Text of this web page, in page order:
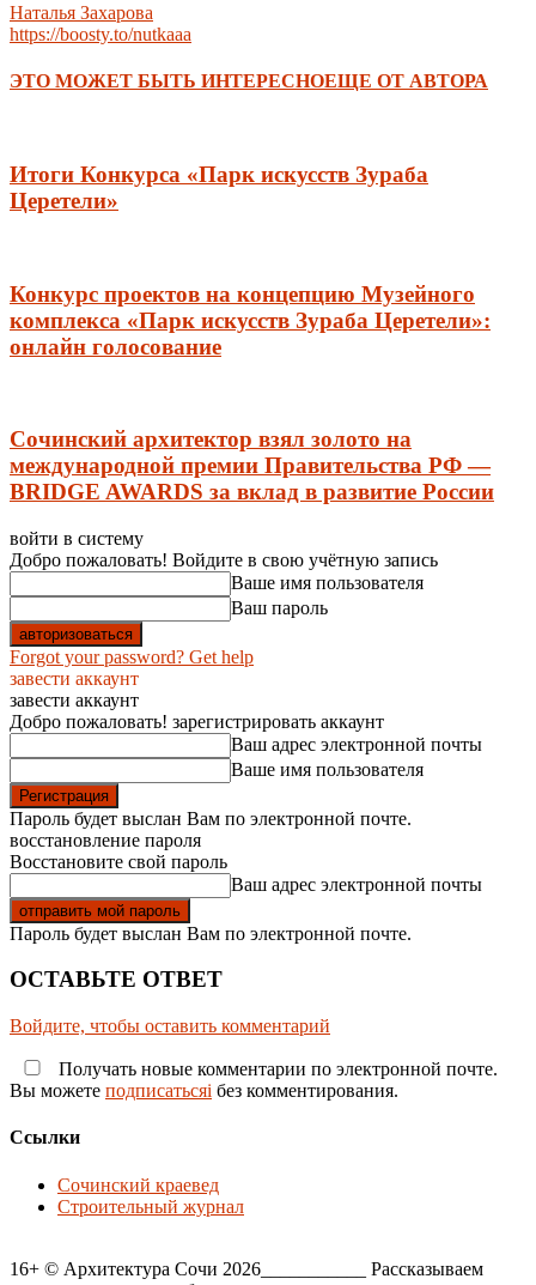
Наталья Захарова
https://boosty.to/nutkaaa
ЭТО МОЖЕТ БЫТЬ ИНТЕРЕСНОЕЩЕ ОТ АВТОРА
Итоги Конкурса «Парк искусств Зураба
Церетели»
Конкурс проектов на концепцию Музейного
комплекса «Парк искусств Зураба Церетели»:
онлайн голосование
Сочинский архитектор взял золото на
международной премии Правительства РФ —
BRIDGE AWARDS за вклад в развитие России
войти в систему
Добро пожаловать! Войдите в свою учётную запись
Ваше имя пользователя
Ваш пароль
Forgot your password? Get help
завести аккаунт
завести аккаунт
Добро пожаловать! зарегистрировать аккаунт
Ваш адрес электронной почты
Ваше имя пользователя
Пароль будет выслан Вам по электронной почте.
восстановление пароля
Восстановите свой пароль
Ваш адрес электронной почты
Пароль будет выслан Вам по электронной почте.
ОСТАВЬТЕ ОТВЕТ
Войдите, чтобы оставить комментарий
Получать новые комментарии по электронной почте.
Вы можете подписатьсяi без комментирования.
Ссылки
Сочинский краевед
Строительный журнал
16+ © Архитектура Сочи 2026___________ Рассказываем